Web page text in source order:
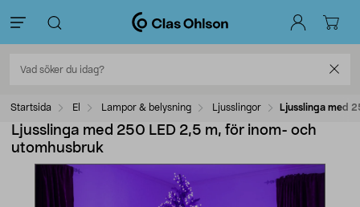
Startsida El Lampor & belysning Ljusslingor Ljusslinga med
Ljusslinga med 250 LED 2,5 m, för inom- och
utomhusbruk